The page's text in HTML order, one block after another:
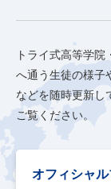
トライ式高等学
へ通う生徒の様子
などを随時更新し
ご覧ください。
オフィシャ